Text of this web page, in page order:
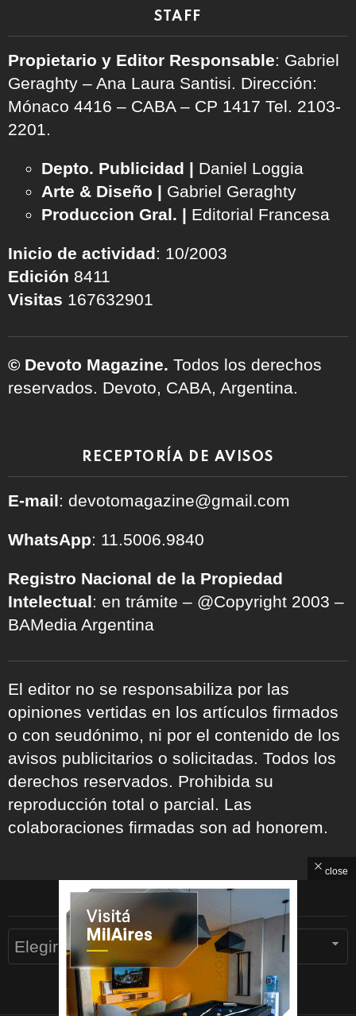
STAFF
Propietario y Editor Responsable: Gabriel
Geraghty – Ana Laura Santisi. Dirección:
Mónaco 4416 – CABA – CP 1417 Tel. 2103-
2201.
Depto. Publicidad | Daniel Loggia
Arte & Diseño | Gabriel Geraghty
Produccion Gral. | Editorial Francesa
Inicio de actividad: 10/2003
Edición 8411
Visitas 167632901
© Devoto Magazine. Todos los derechos
reservados. Devoto, CABA, Argentina.
RECEPTORÍA DE AVISOS
E-mail: devotomagazine@gmail.com
WhatsApp: 11.5006.9840
Registro Nacional de la Propiedad
Intelectual: en trámite – @Copyright 2003 –
BAMedia Argentina
El editor no se responsabiliza por las
opiniones vertidas en los artículos firmados
o con seudónimo, ni por el contenido de los
avisos publicitarios o solicitadas. Todos los
derechos reservados. Prohibida su
reproducción total o parcial. Las
colaboraciones firmadas son ad honorem.
ARCHIVOS
close